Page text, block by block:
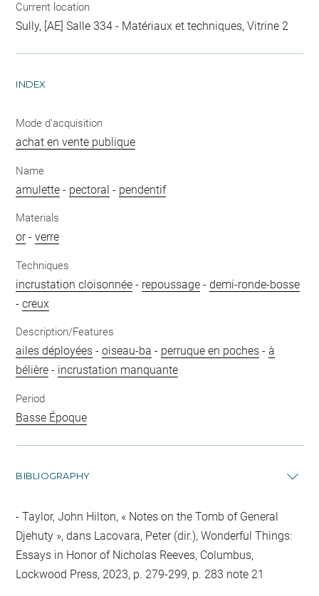
Current location
Sully, [AE] Salle 334 - Matériaux et techniques, Vitrine 2
INDEX
Mode d'acquisition
achat en vente publique
Name
amulette - pectoral - pendentif
Materials
or-verre
Techniques
incrustation cloisonnée - repoussage -demi-ronde-bosse
-creux
Description/Features
ailes déployées -oiseau-ba - perruque en poches -à
bélière - incrustation manquante
Period
Basse Époque
BIBLIOGRAPHY
Taylor, John Hilton, « Notes on the Tomb of General
Djehuty », dans Lacovara, Peter (dir.), Wonderful Things:
Essays in Honor of Nicholas Reeves, Columbus,
Lockwood Press, 2023, p. 279-299, p. 283 note 21